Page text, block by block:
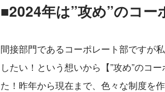
■2024年は”攻め”のコー
間接部門であるコーポレート部ですが
したい！という想いから【”攻め”のコ
た！昨年から現在まで、色々な制度を